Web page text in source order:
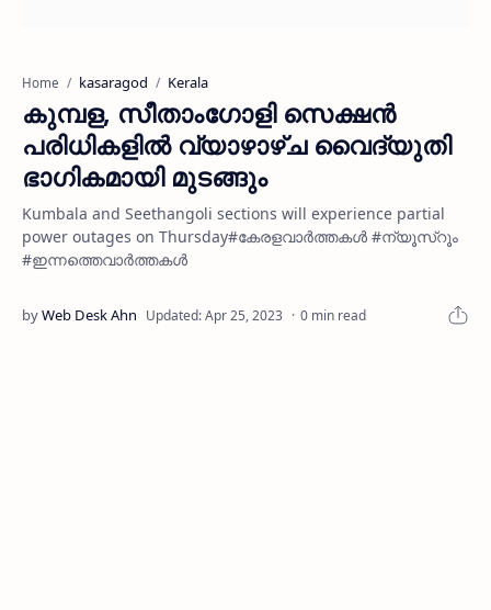
Home kasaragod Kerala
കുമ്പള, സീതാംഗോളി സെക്ഷൻ
പരിധികളിൽ വ്യാഴാഴ്ച വൈദ്യുതി
ഭാഗികമായി മുടങ്ങും
Kumbala and Seethangoli sections will experience partial
power outages on Thursday#കേരളവാർത്തകൾ #ന്യൂസ്റൂം
#ഇന്നത്തെവാർത്തകൾ
0 min read